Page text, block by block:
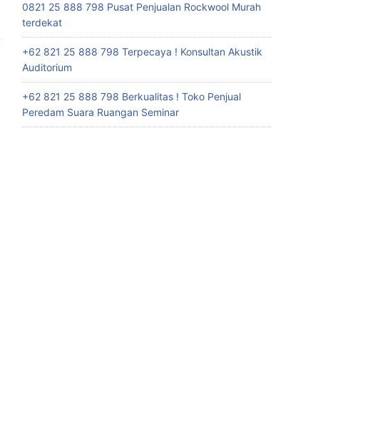
0821 25 888 798 Pusat Penjualan Rockwool Murah
terdekat
+62 821 25 888 798 Terpecaya ! Konsultan Akustik
Auditorium
+62 821 25 888 798 Berkualitas ! Toko Penjual
Peredam Suara Ruangan Seminar